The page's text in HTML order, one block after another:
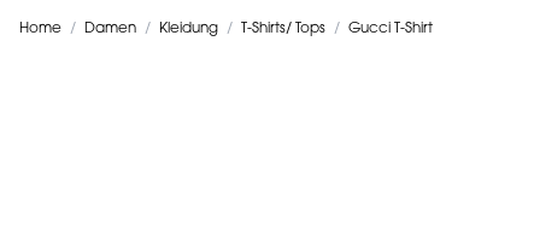
Home / Damen / Kleidung / T-Shirts/ Tops / Gucci T-Shirt